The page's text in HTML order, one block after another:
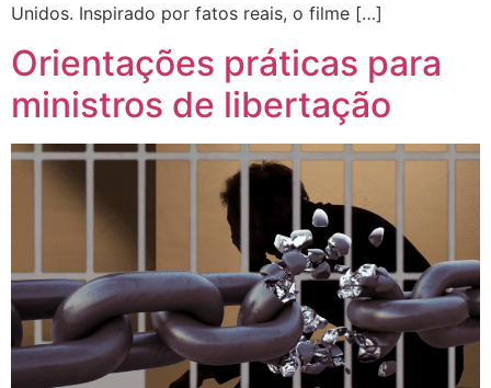
Unidos. Inspirado por fatos reais, o filme […]
Orientações práticas para
ministros de libertação